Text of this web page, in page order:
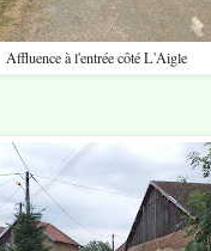
Affluence à l'entrée côté L'Aigle